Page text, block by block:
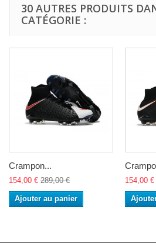
30 AUTRES PRODUITS
CATÉGORIE :
Crampon...
154,00 € 289,00 €
Ajouter au panier
154,00 €